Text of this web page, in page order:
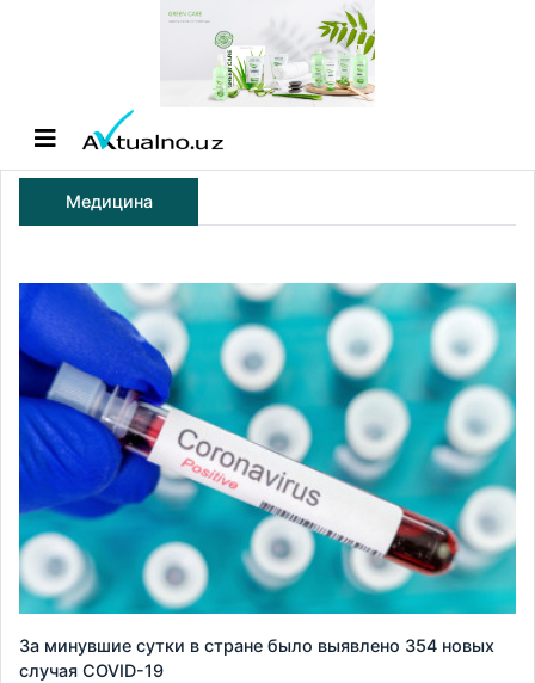
Медицина
За минувшие сутки в стране было выявлено 354 новых
случая COVID-19